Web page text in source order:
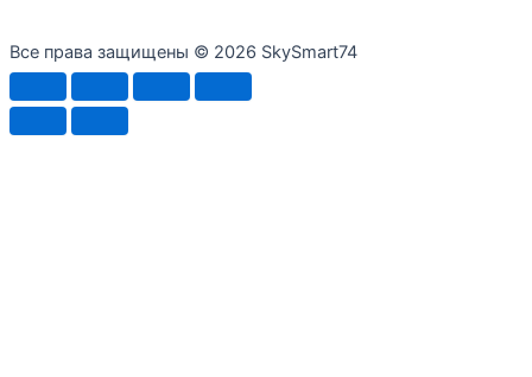
Все права защищены © 2026 SkySmart74